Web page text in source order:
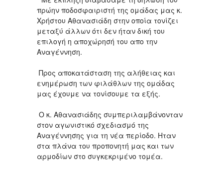
πρώην ποδοσφαιριστή της ομάδας μας κ.
Χρήστου Αθανασιάδη στην οποία τονίζει
μεταξύ άλλων ότι δεν ήταν δική του
επιλογή η αποχώρησή του απο την
Αναγέννηση.
Προς αποκατάσταση της αλήθειας και
ενημέρωση των φιλάθλων της ομάδας
μας έχουμε να τονίσουμε τα εξής.
Ο κ. Αθανασιάδης συμπεριλαμβάνονταν
στον αγωνιστικό σχεδιασμό της
Αναγέννησης για τη νέα περίοδο. Ηταν
στα πλάνα του προπονητή μας και των
αρμοδίων στο συγκεκριμένο τομέα.